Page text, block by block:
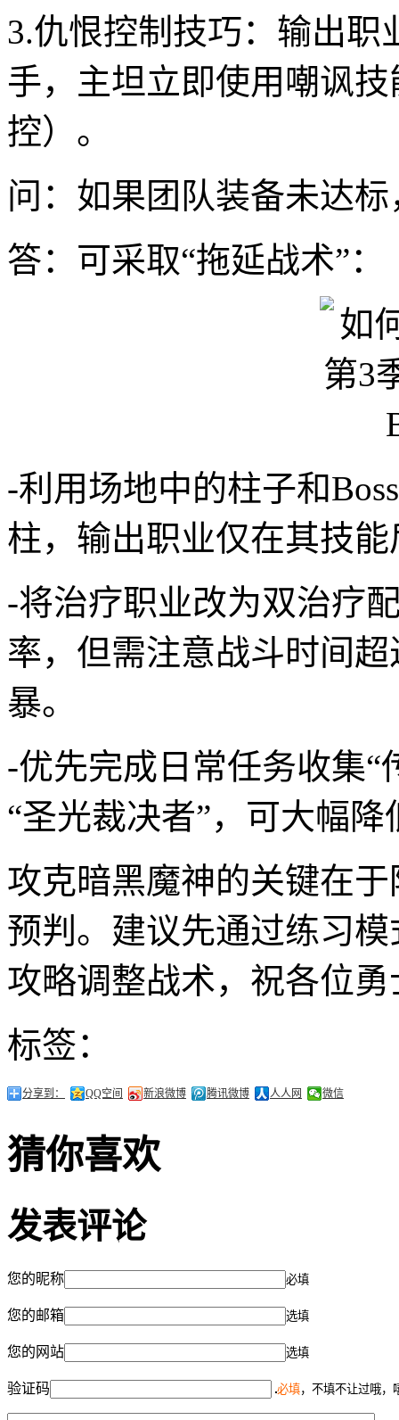
3.仇恨控制技巧：输出职
手，主坦立即使用嘲讽
控）。
问：如果团队装备未达
答：可采取“拖延战术”：
-利用场地中的柱子和
柱，输出职业仅在其技
-将治疗职业改为双治疗
率，但需注意战斗时间
暴。
-优先完成日常任务收集“
“圣光裁决者”，可大幅
攻克暗黑魔神的关键在
预判。建议先通过练习
攻略调整战术，祝各位
标签：
分享到： QQ空间 新浪微博 腾讯微博 人人网 微信
猜你喜欢
发表评论
您的昵称 必填
您的邮箱 选填
您的网站 选填
验证码 必填，不填不让过哦，